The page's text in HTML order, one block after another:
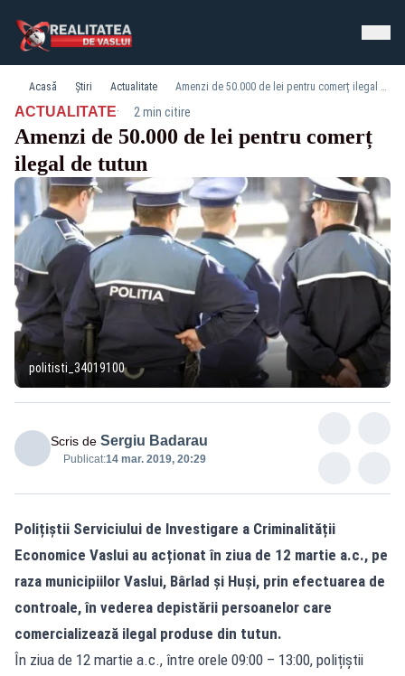
Acasă Știri Actualitate Amenzi de 50.000 de lei pentru comerț ilegal de tutun
ACTUALITATE· 2 min citire
Amenzi de 50.000 de lei pentru comerț
ilegal de tutun
politisti_34019100
Scris de Sergiu Badarau
Publicat:14 mar. 2019, 20:29
Polițiștii Serviciului de Investigare a Criminalității
Economice Vaslui au acționat în ziua de 12 martie a.c., pe
raza municipiilor Vaslui, Bârlad și Huși, prin efectuarea de
controale, în vederea depistării persoanelor care
comercializează ilegal produse din tutun.
În ziua de 12 martie a.c., între orele 09:00 – 13:00, polițiștii